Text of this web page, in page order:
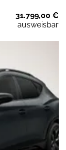
31.799,00 €
ausweisbar